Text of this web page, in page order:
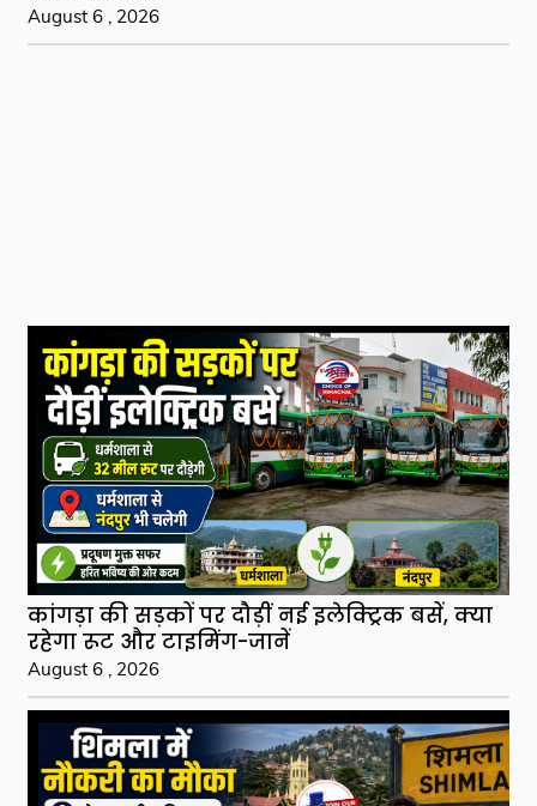
August 6 , 2026
कांगड़ा की सड़कों पर दौड़ीं नई इलेक्ट्रिक बसें, क्या
रहेगा रूट और टाइमिंग-जानें
August 6 , 2026